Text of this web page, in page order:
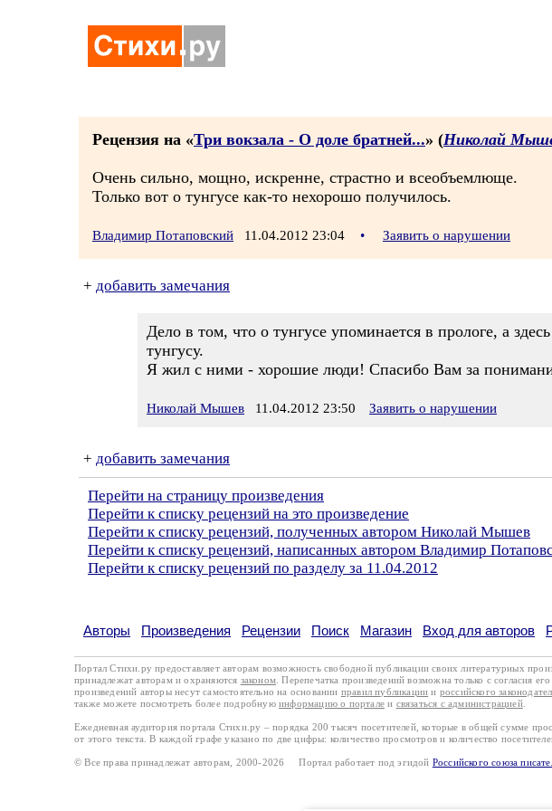
Рецензия на «Три вокзала - О доле братней...» (Николай
Очень сильно, мощно, искренне, страстно и всеобъемлюще.
Только вот о тунгусе как-то нехорошо получилось.
Владимир Потаповский 11.04.2012 23:04 • Заявить о нарушении
+ добавить замечания
Дело в том, что о тунгусе упоминается в прологе, а
тунгусу.
Я жил с ними - хорошие люди! Спасибо Вам за
Николай Мышев 11.04.2012 23:50 Заявить о нарушении
+ добавить замечания
Перейти на страницу произведения
Перейти к списку рецензий на это произведение
Перейти к списку рецензий, полученных автором Николай Мышев
Перейти к списку рецензий, написанных автором Владимир
Перейти к списку рецензий по разделу за 11.04.2012
Авторы Произведения Рецензии Поиск Магазин Вход для авторов
Портал Стихи.ру предоставляет авторам возможность свободной публикации своих литературных
принадлежат авторам и охраняются законом . Перепечатка произведений возможна только с согласия
произведений авторы несут самостоятельно на основании правил публикации и российского
также можете посмотреть более подробную информацию о портале и связаться с администрацией.
Ежедневная аудитория портала Стихи.ру – порядка 200 тысяч посетителей, которые в общей сумме
от этого текста. В каждой графе указано по две цифры: количество просмотров и количество
© Все права принадлежат авторам, 2000-2026 Портал работает под эгидой Российского союза